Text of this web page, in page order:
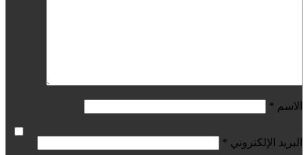
الاسم *
البريد الإلكتروني *